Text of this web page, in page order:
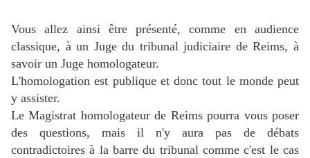
Vous allez ainsi être présenté, comme en audience
classique, à un Juge du tribunal judiciaire de Reims, à
savoir un Juge homologateur.
L'homologation est publique et donc tout le monde peut
y assister.
Le Magistrat homologateur de Reims pourra vous poser
des questions, mais il n'y aura pas de débats
contradictoires à la barre du tribunal comme c'est le cas